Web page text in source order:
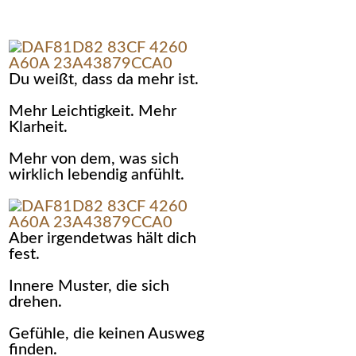
Du weißt, dass da mehr ist.
Mehr Leichtigkeit. Mehr
Klarheit.
Mehr von dem, was sich
wirklich lebendig anfühlt.
Aber irgendetwas hält dich
fest.
Innere Muster, die sich
drehen.
Gefühle, die keinen Ausweg
finden.